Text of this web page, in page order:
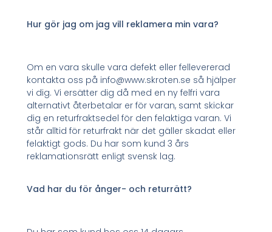
Hur gör jag om jag vill reklamera min vara?
Om en vara skulle vara defekt eller fellevererad
kontakta oss på info@www.skroten.se så hjälper
vi dig. Vi ersätter dig då med en ny felfri vara
alternativt återbetalar er för varan, samt skickar
dig en returfraktsedel för den felaktiga varan. Vi
står alltid för returfrakt när det gäller skadat eller
felaktigt gods. Du har som kund 3 års
reklamationsrätt enligt svensk lag.
Vad har du för ånger- och returrätt?